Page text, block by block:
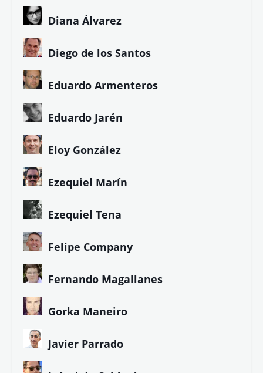
Diana Álvarez
Diego de los Santos
Eduardo Armenteros
Eduardo Jarén
Eloy González
Ezequiel Marín
Ezequiel Tena
Felipe Company
Fernando Magallanes
Gorka Maneiro
Javier Parrado